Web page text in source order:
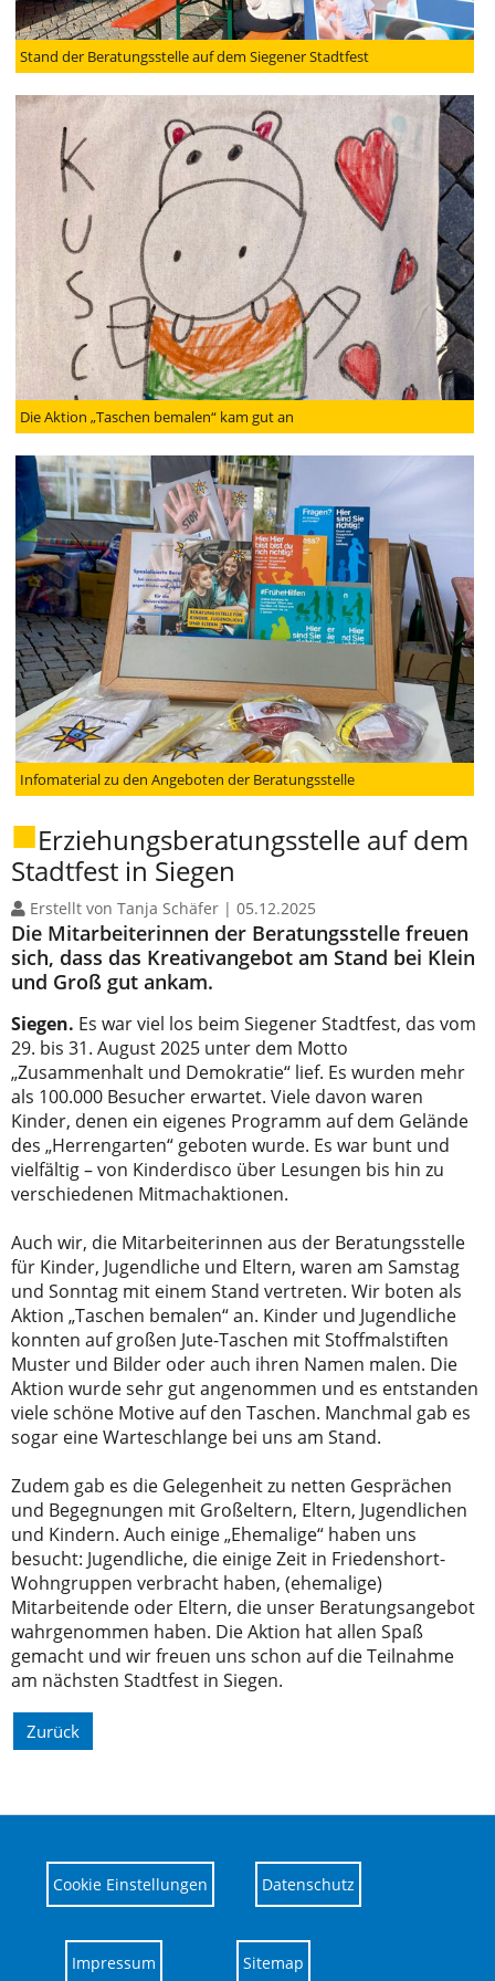
Stand der Beratungsstelle auf dem Siegener Stadtfest
Die Aktion „Taschen bemalen“ kam gut an
Infomaterial zu den Angeboten der Beratungsstelle
Erziehungsberatungsstelle auf dem
Stadtfest in Siegen
Erstellt von Tanja Schäfer | 05.12.2025
Die Mitarbeiterinnen der Beratungsstelle freuen
sich, dass das Kreativangebot am Stand bei Klein
und Groß gut ankam.
Siegen. Es war viel los beim Siegener Stadtfest, das vom
29. bis 31. August 2025 unter dem Motto
„Zusammenhalt und Demokratie“ lief. Es wurden mehr
als 100.000 Besucher erwartet. Viele davon waren
Kinder, denen ein eigenes Programm auf dem Gelände
des „Herrengarten“ geboten wurde. Es war bunt und
vielfältig – von Kinderdisco über Lesungen bis hin zu
verschiedenen Mitmachaktionen.
Auch wir, die Mitarbeiterinnen aus der Beratungsstelle
für Kinder, Jugendliche und Eltern, waren am Samstag
und Sonntag mit einem Stand vertreten. Wir boten als
Aktion „Taschen bemalen“ an. Kinder und Jugendliche
konnten auf großen Jute-Taschen mit Stoffmalstiften
Muster und Bilder oder auch ihren Namen malen. Die
Aktion wurde sehr gut angenommen und es entstanden
viele schöne Motive auf den Taschen. Manchmal gab es
sogar eine Warteschlange bei uns am Stand.
Zudem gab es die Gelegenheit zu netten Gesprächen
und Begegnungen mit Großeltern, Eltern, Jugendlichen
und Kindern. Auch einige „Ehemalige“ haben uns
besucht: Jugendliche, die einige Zeit in Friedenshort-
Wohngruppen verbracht haben, (ehemalige)
Mitarbeitende oder Eltern, die unser Beratungsangebot
wahrgenommen haben. Die Aktion hat allen Spaß
gemacht und wir freuen uns schon auf die Teilnahme
am nächsten Stadtfest in Siegen.
Zurück
Cookie Einstellungen Datenschutz
Impressum Sitemap